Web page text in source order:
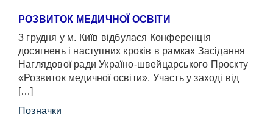
РОЗВИТОК МЕДИЧНОЇ ОСВІТИ
3 грудня у м. Київ відбулася Конференція
досягнень і наступних кроків в рамках Засідання
Наглядової ради Україно-швейцарського Проєкту
«Розвиток медичної освіти». Участь у заході від
[…]
Позначки